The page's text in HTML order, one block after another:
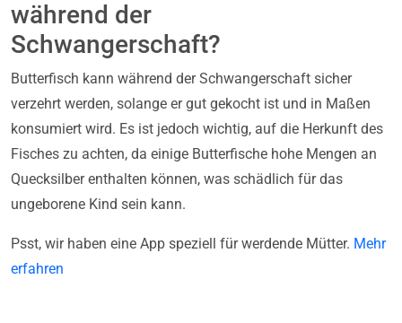
während der
Schwangerschaft?
Butterfisch kann während der Schwangerschaft sicher
verzehrt werden, solange er gut gekocht ist und in Maßen
konsumiert wird. Es ist jedoch wichtig, auf die Herkunft des
Fisches zu achten, da einige Butterfische hohe Mengen an
Quecksilber enthalten können, was schädlich für das
ungeborene Kind sein kann.
Psst, wir haben eine App speziell für werdende Mütter. Mehr
erfahren